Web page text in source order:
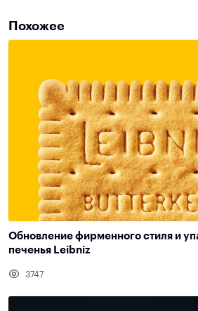
Похожее
Обновление фирменного стиля и
печенья Leibniz
3747